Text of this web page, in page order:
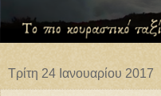
Τρίτη 24 Ιανουαρίου 2017